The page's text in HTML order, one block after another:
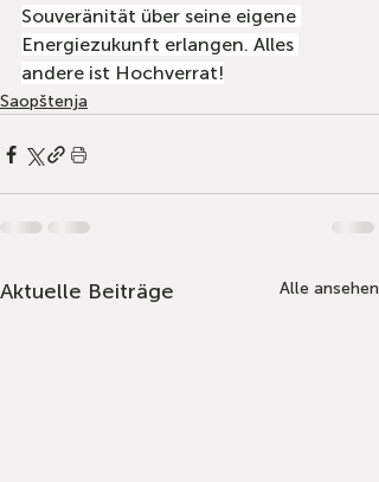
Souveränität über seine eigene
Energiezukunft erlangen. Alles
andere ist Hochverrat!
Saopštenja
Aktuelle Beiträge Alle ansehen